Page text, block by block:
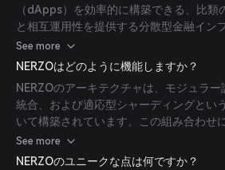
（dApps）を効率的に構築できる、比類
と相互運用性を提供する分散型金融イン
独自のハイブリッドコンセンサスメカニ
ティとトランザクションスループットの
See more
NERZOはどのように機能しますか？
NERZOのアーキテクチャは、モジュラ
統合、および適応型シャーディングとい
いて構築されています。この組み合わせ
厳格なセキュリティ基準を維持しながら1
るトランザクションを処理できます。プ
See more
NERZOのユニークな点は何ですか？